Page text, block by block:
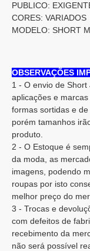
PUBLICO:
CORES: VARIADOS
MODELO: SHORT
OBSERVAÇÕES
1 - O envio de Short
aplicações e
formas sortidas e
porém tamanhos
produto.
2 - O Estoque é
da moda, as
imagens, podendo
roupas por isto
melhor preço do
3 - Trocas e
com defeitos de
recebimento da
não será possível